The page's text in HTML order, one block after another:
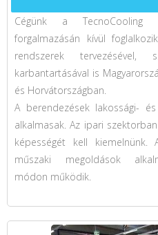
Cégünk a TecnoCooling
forgalmazásán kívül
rendszerek tervezésével,
karbantartásával is
és Horvátországban.
A berendezések lakossági-
alkalmasak. Az ipari
képességét kell kiemelnünk.
műszaki megoldások
módon működik.